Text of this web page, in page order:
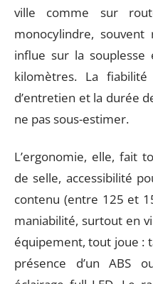
ville comme sur
monocylindre,
influe sur la
kilomètres. La
d’entretien et la durée
ne pas sous-estimer.
L’ergonomie, elle, fait
de selle, accessibilité
contenu (entre 125 et
maniabilité, surtout en
équipement, tout joue :
présence d’un ABS